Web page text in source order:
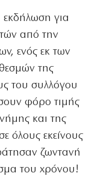
για
από την
ενός εκ των
της
του συλλόγου
φόρο τιμής
και της
όλους εκείνους
ζωντανή
του χρόνου!